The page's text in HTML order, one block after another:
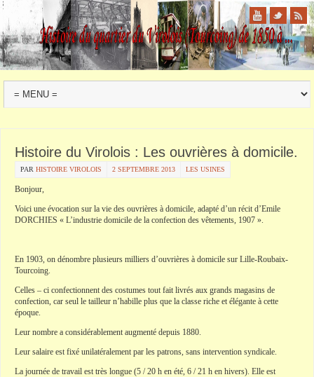
Histoire du Virolois : Les ouvrières à domicile.
PAR HISTOIRE VIROLOIS 2 SEPTEMBRE 2013 LES USINES
Bonjour,
Voici une évocation sur la vie des ouvrières à domicile, adapté d’un récit d’Emile
DORCHIES « L’industrie domicile de la confection des vêtements, 1907 ».
En 1903, on dénombre plusieurs milliers d’ouvrières à domicile sur Lille-Roubaix-
Tourcoing.
Celles – ci confectionnent des costumes tout fait livrés aux grands magasins de
confection, car seul le tailleur n’habille plus que la classe riche et élégante à cette
époque.
Leur nombre a considérablement augmenté depuis 1880.
Leur salaire est fixé unilatéralement par les patrons, sans intervention syndicale.
La journée de travail est très longue (5 / 20 h en été, 6 / 21 h en hivers). Elle est